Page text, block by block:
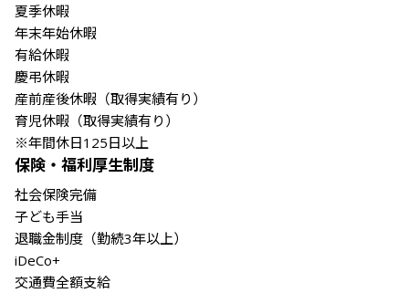
夏季休暇
年末年始休暇
有給休暇
慶弔休暇
産前産後休暇（取得実績有り）
育児休暇（取得実績有り）
※年間休日125日以上
保険・福利厚生制度
社会保険完備
子ども手当
退職金制度（勤続3年以上）
iDeCo+
交通費全額支給